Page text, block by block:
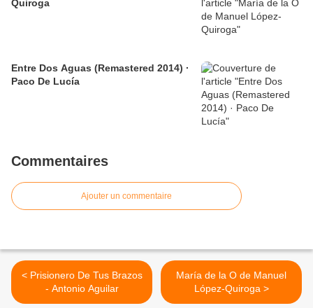
Quiroga
Entre Dos Aguas (Remastered 2014) ·
Paco De Lucía
Commentaires
Ajouter un commentaire
< Prisionero De Tus Brazos
- Antonio Aguilar
María de la O de Manuel
López-Quiroga >